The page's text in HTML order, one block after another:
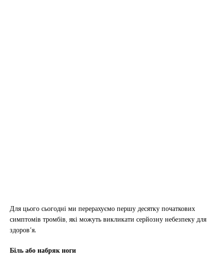
Для цього сьогодні ми перерахуємо першу десятку початкових
симптомів тромбів, які можуть викликати серйозну небезпеку для
здоров’я.
Біль або набряк ноги